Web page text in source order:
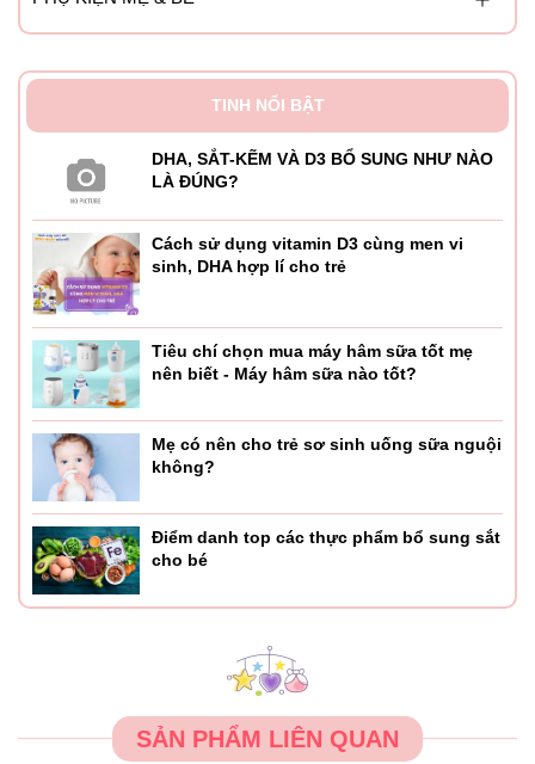
TINH NỔI BẬT
DHA, SẮT-KẼM VÀ D3 BỔ SUNG NHƯ NÀO
LÀ ĐÚNG?
Cách sử dụng vitamin D3 cùng men vi
sinh, DHA hợp lí cho trẻ
Tiêu chí chọn mua máy hâm sữa tốt mẹ
nên biết - Máy hâm sữa nào tốt?
Mẹ có nên cho trẻ sơ sinh uống sữa nguội
không?
Điểm danh top các thực phẩm bổ sung sắt
cho bé
SẢN PHẨM LIÊN QUAN